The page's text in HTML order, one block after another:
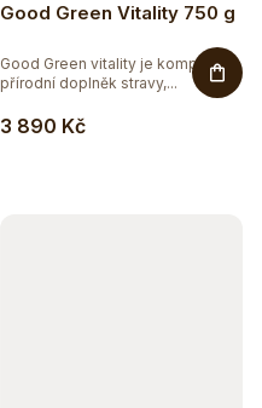
Good Green Vitality 750 g
3 890 Kč
Good Green vitality je komplexní
přírodní doplněk stravy,...